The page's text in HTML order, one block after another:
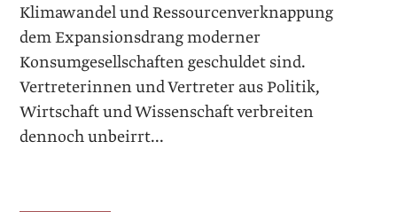
Klimawandel und Ressourcenverknappung
dem Expansionsdrang moderner
Konsumgesellschaften geschuldet sind.
Vertreterinnen und Vertreter aus Politik,
Wirtschaft und Wissenschaft verbreiten
dennoch unbeirrt...